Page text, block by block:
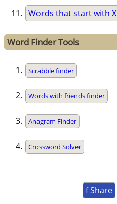
Words that start with X
Word Finder Tools
Scrabble finder
Words with friends finder
Anagram Finder
Crossword Solver
f Share